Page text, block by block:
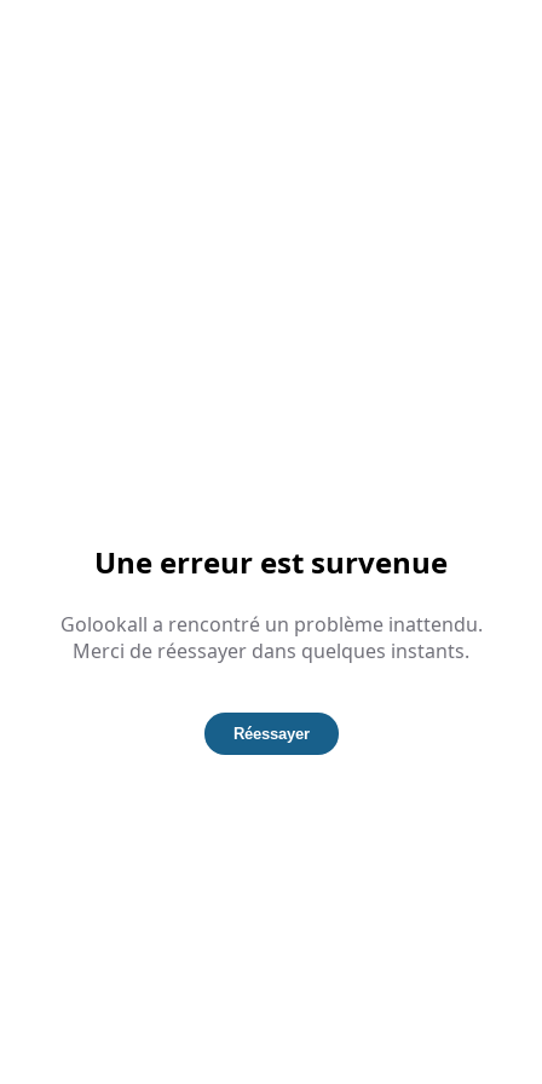
Une erreur est survenue
Golookall a rencontré un problème inattendu.
Merci de réessayer dans quelques instants.
Réessayer